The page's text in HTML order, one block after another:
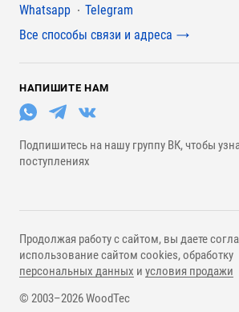
Мессенджеры
Whatsapp
Telegram
Все способы связи и адреса
НАПИШИТЕ НАМ
Подпишитесь на нашу группу ВК, чтобы
поступлениях
© 2003–2026 WoodTec
Продолжая работу с сайтом, вы даете
использование сайтом cookies, обработку
персональных данных и условия продажи